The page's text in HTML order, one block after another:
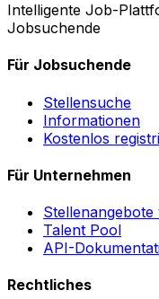
Intelligente Job-
Jobsuchende
Für Jobsuchende
Stellensuche
Informationen
Kostenlos
Für Unternehmen
Talent Pool
API-
Rechtliches